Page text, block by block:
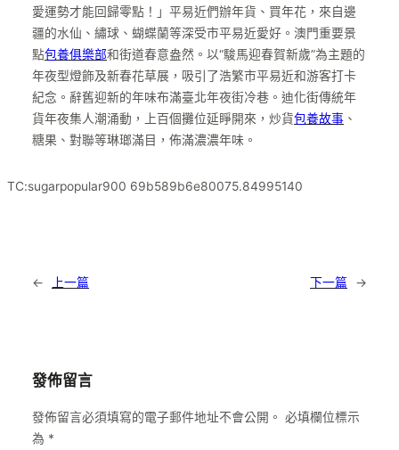
愛運勢才能回歸零點！」平易近們辦年貨、買年花，來自邊
疆的水仙、繡球、蝴蝶蘭等深受市平易近愛好。澳門重要景
點包養俱樂部和街道春意盎然。以“駿馬迎春賀新歲”為主題的
年夜型燈飾及新春花草展，吸引了浩繁市平易近和游客打卡
紀念。辭舊迎新的年味布滿臺北年夜街冷巷。迪化街傳統年
貨年夜集人潮涌動，上百個攤位延睜開來，炒貨包養故事 、
糖果、對聯等琳瑯滿目，佈滿濃濃年味。
TC:sugarpopular900 69b589b6e80075.84995140
← 上一篇 下一篇 →
發佈留言
發佈留言必須填寫的電子郵件地址不會公開。 必填欄位標示
為 *